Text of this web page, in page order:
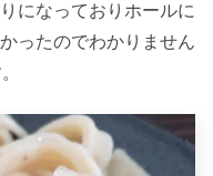
になっておりホールに
ったのでわかりません